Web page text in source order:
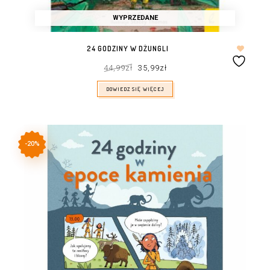
WYPRZEDANE
24 GODZINY W DŻUNGLI
44,99zł cena
wynosiła:
44,99zł.
35,99złcena
35,99zł.
DOWIEDZ SIĘ WIĘCEJ
-20%